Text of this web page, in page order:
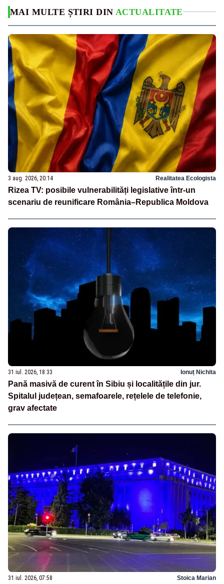
MAI MULTE ȘTIRI DIN ACTUALITATE
3 aug. 2026, 20:14 Realitatea Ecologista
Rizea TV: posibile vulnerabilități legislative într-un
scenariu de reunificare România–Republica Moldova
31 iul. 2026, 18:33 Ionuț Nichita
Pană masivă de curent în Sibiu și localitățile din jur.
Spitalul județean, semafoarele, rețelele de telefonie,
grav afectate
31 iul. 2026, 07:58 Stoica Marian